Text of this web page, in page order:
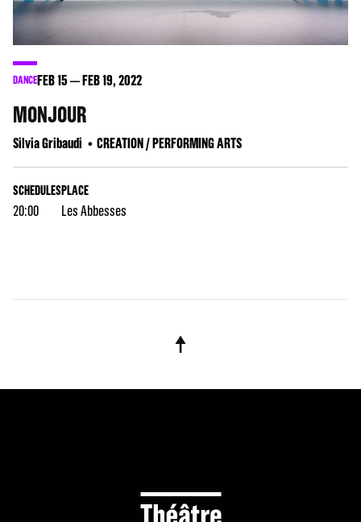
DANCEFEB15 FEB19, 2022
MONJOUR
Silvia Gribaudi CREATION / PERFORMING ARTS
SCHEDULES
20:00
PLACE
Les Abbesses